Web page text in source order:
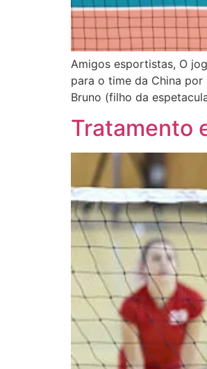
Amigos esportistas, O
para o time da China
Bruno (filho da
Tratamento